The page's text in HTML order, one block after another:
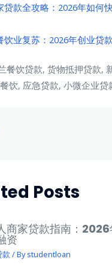
贷款全攻略：2026年如何
饮业复苏：2026年创业贷
餐饮贷款, 货物抵押贷款,
饮, 应急贷款, 小微企业贷
Posts
商家贷款指南：
资
款 / Bystudentloan